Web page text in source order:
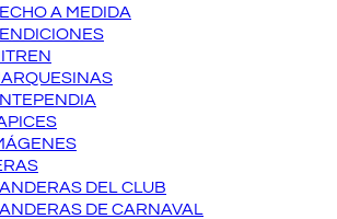
A MEDIDA
DEL CLUB
DE CARNAVAL